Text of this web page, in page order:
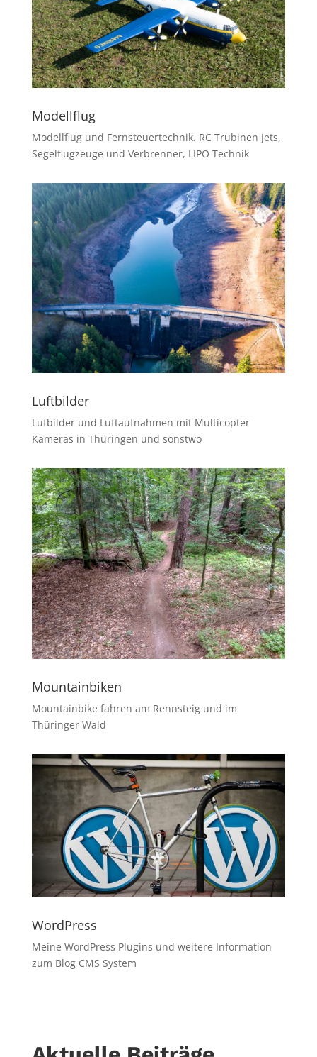
Modellflug
Modellflug und Fernsteuertechnik. RC Trubinen Jets,
Segelflugzeuge und Verbrenner, LIPO Technik
Luftbilder
Lufbilder und Luftaufnahmen mit Multicopter
Kameras in Thüringen und sonstwo
Mountainbiken
Mountainbike fahren am Rennsteig und im
Thüringer Wald
WordPress
Meine WordPress Plugins und weitere Information
zum Blog CMS System